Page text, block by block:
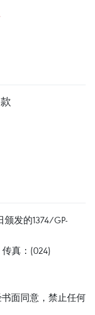
发的1374/GP-
传真：(024)
面同意，禁止任何